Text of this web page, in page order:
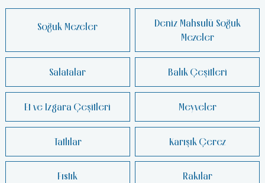
Soğuk Mezeler
Deniz Mahsulü Soğuk
Mezeler
Salatalar Balık Çeşitleri
Et ve Izgara Çeşitleri Meyveler
Tatlılar Karışık Çerez
Fıstık Rakılar